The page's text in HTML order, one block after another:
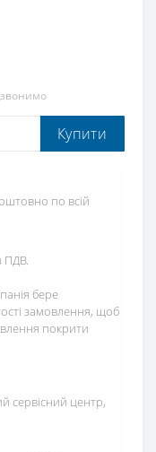
Купити
по всій
ПДВ.
бере
замовлення, щоб
покрити
сервісний центр,